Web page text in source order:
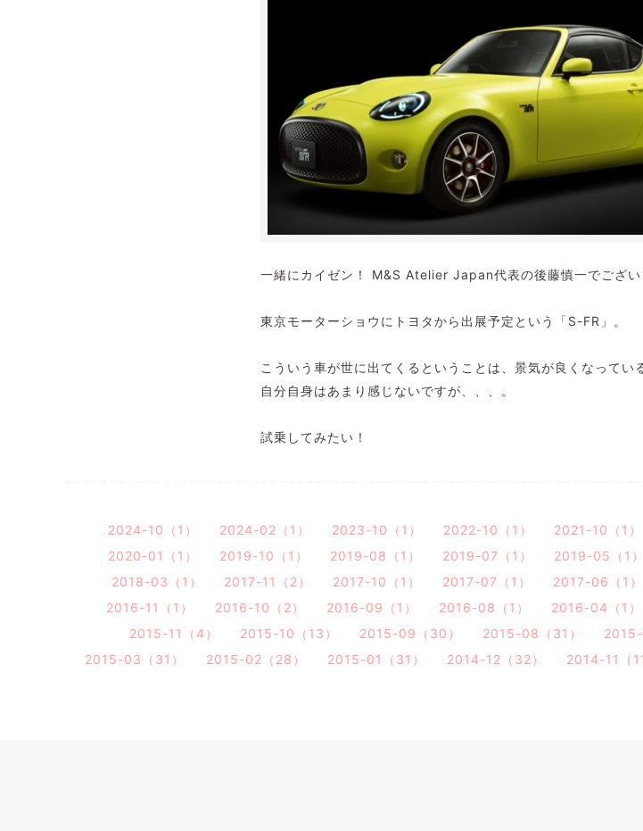
一緒にカイゼン！ M&S Atelier Japan代表の後藤慎一でござい
東京モーターショウにトヨタから出展予定という「S-FR」。
こういう車が世に出てくるということは、景気が良くなってい
自分自身はあまり感じないですが、、、。
試乗してみたい！
2024-10（1） 2024-02（1） 2023-10（1） 2022-10（1） 2021-10（1）
2020-01（1）
2019-10（1） 2019-08（1） 2019-07（1） 2019-05（1）
2018-03（1）
2017-11（2） 2017-10（1） 2017-07（1） 2017-06（1）
2016-11（1）
2016-10（2） 2016-09（1） 2016-08（1） 2016-04（1）
2015-11（4）
2015-10（13） 2015-09（30） 2015-08（31） 2015-
2015-03（31）
2015-02（28） 2015-01（31） 2014-12（32） 2014-11（11